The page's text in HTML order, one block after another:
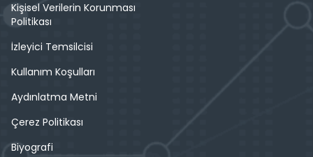
Kişisel Verilerin Korunması
Politikası
İzleyici Temsilcisi
Kullanım Koşulları
Aydınlatma Metni
Çerez Politikası
Biyografi